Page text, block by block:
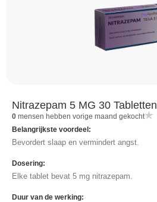
Nitrazepam 5 MG 30 Tabletten
0 mensen hebben vorige maand gekocht
Belangrijkste voordeel:
Bevordert slaap en vermindert angst.
Dosering:
Elke tablet bevat 5 mg nitrazepam.
Duur van de werking: